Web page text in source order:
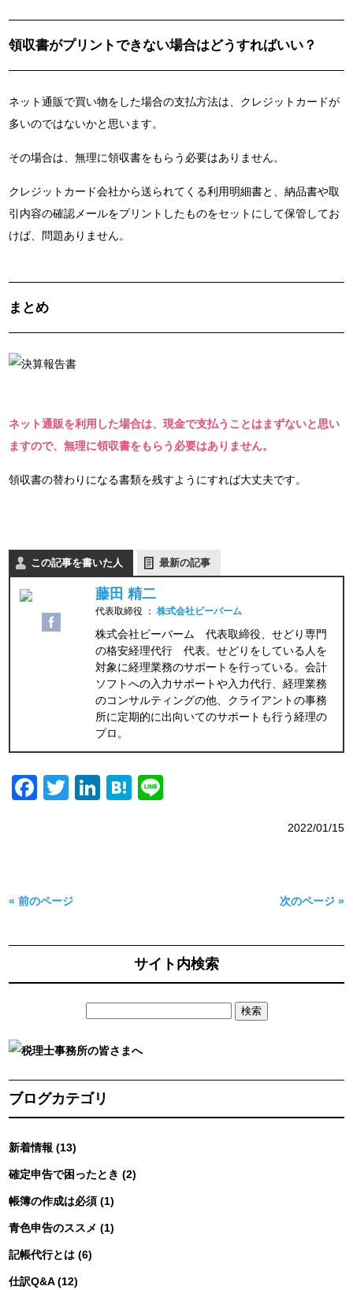
領収書がプリントできない場合はどうすればいい？
ネット通販で買い物をした場合の支払方法は、クレジットカードが
多いのではないかと思います。
その場合は、無理に領収書をもらう必要はありません。
クレジットカード会社から送られてくる利用明細書と、納品書や取
引内容の確認メールをプリントしたものをセットにして保管してお
けば、問題ありません。
まとめ
ネット通販を利用した場合は、現金で支払うことはまずないと思い
ますので、無理に領収書をもらう必要はありません。
領収書の替わりになる書類を残すようにすれば大丈夫です。
この記事を書いた人 最新の記事
藤田 精二
代表取締役 ：株式会社ビーバーム
株式会社ビーバーム 代表取締役、せどり専門
の格安経理代行 代表。せどりをしている人を
対象に経理業務のサポートを行っている。会計
ソフトへの入力サポートや入力代行、経理業務
のコンサルティングの他、クライアントの事務
所に定期的に出向いてのサポートも行う経理の
プロ。
Facebook
Twitter
LinkedIn
Hatena
2022/01/15
« 前のページ 次のページ »
サイト内検索
ブログカテゴリ
新着情報 (13)
確定申告で困ったとき (2)
帳簿の作成は必須 (1)
青色申告のススメ (1)
記帳代行とは (6)
仕訳Q&A (12)